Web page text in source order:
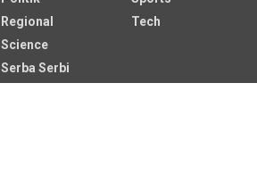
Regional
Science
Serba Serbi
Tech